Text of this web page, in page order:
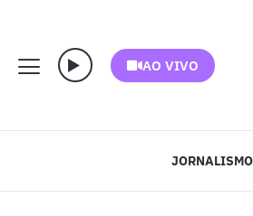
AO VIVO
JORNALISMO